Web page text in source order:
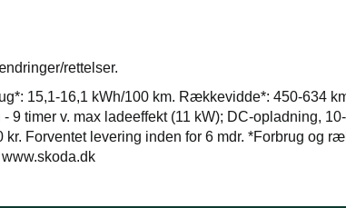
rettelser.
15,1-16,1 kWh/100 km. Rækkevidde*: 450-634
9 timer v. max ladeeffekt (11 kW); DC-opladning,
Forventet levering inden for 6 mdr. *Forbrug og